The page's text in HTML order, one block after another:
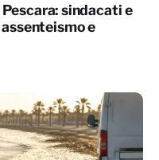
sindacati e
e